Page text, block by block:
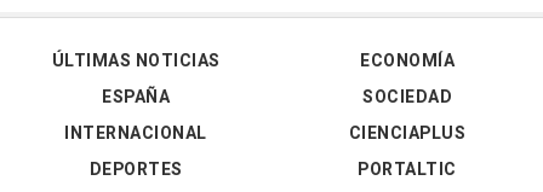
ÚLTIMAS NOTICIAS
ESPAÑA
INTERNACIONAL
DEPORTES
ECONOMÍA
SOCIEDAD
CIENCIAPLUS
PORTALTIC